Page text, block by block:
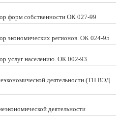
форм собственности ОК 027-99
экономических регионов. ОК 024-95
услуг населению. ОК 002-93
деятельности (ТН ВЭД
деятельности